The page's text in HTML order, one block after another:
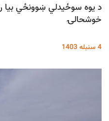
د یوه سوځیدلي ښوونځي بیا
خوشحالۍ
4 سنبله 1403